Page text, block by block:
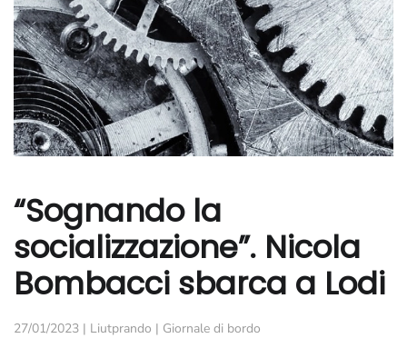
“Sognando la
socializzazione”. Nicola
Bombacci sbarca a Lodi
27/01/2023 | Liutprando | Giornale di bordo